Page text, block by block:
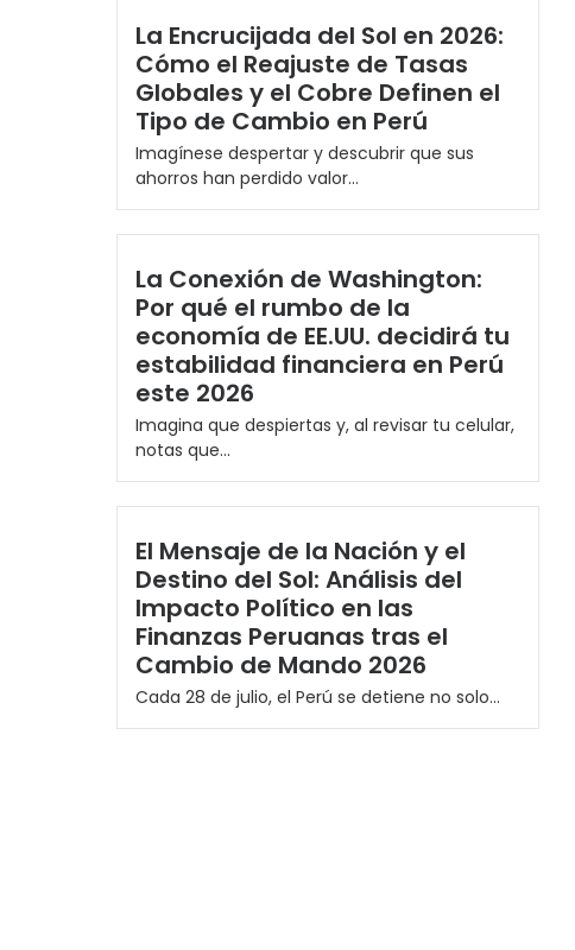
La Encrucijada del Sol en 2026:
Cómo el Reajuste de Tasas
Globales y el Cobre Definen el
Tipo de Cambio en Perú
Imagínese despertar y descubrir que sus
ahorros han perdido valor...
La Conexión de Washington:
Por qué el rumbo de la
economía de EE.UU. decidirá tu
estabilidad financiera en Perú
este 2026
Imagina que despiertas y, al revisar tu celular,
notas que...
El Mensaje de la Nación y el
Destino del Sol: Análisis del
Impacto Político en las
Finanzas Peruanas tras el
Cambio de Mando 2026
Cada 28 de julio, el Perú se detiene no solo...